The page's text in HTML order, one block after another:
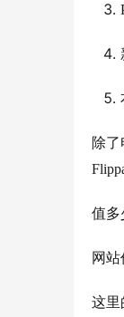
除
值多
网
这里